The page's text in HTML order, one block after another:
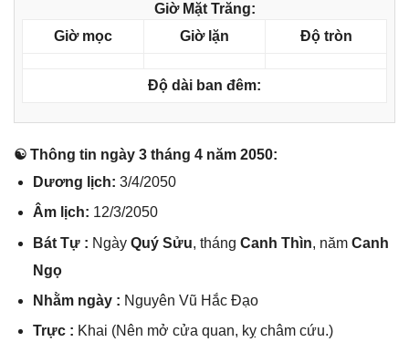
Giờ Mặt Trăng:
Giờ mọc
Giờ lặn Độ tròn
Độ dài ban đêm:
☯ Thônɡ tin ngày 3 thánɡ 4 năm 2050:
Dươnɡ lịch: 3/4/2050
Âm lịch: 12/3/2050
Bát Tự : Ngày Quý Sửu, thánɡ Canh Thìn, năm Canh
Ngọ
Nhằm ngày : Nguyên Vũ Hắc Đạo
Trực : Khai (Nên mở cửa quan, kỵ châm cứu.)